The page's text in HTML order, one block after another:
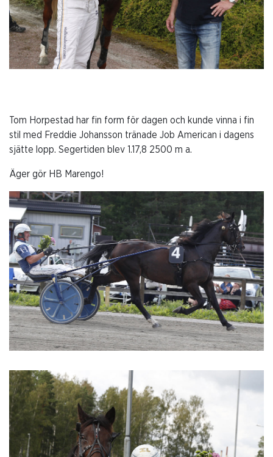
Tom Horpestad har fin form för dagen och kunde vinna i fin
stil med Freddie Johansson tränade Job American i dagens
sjätte lopp. Segertiden blev 1.17,8 2500 m a.
Äger gör HB Marengo!